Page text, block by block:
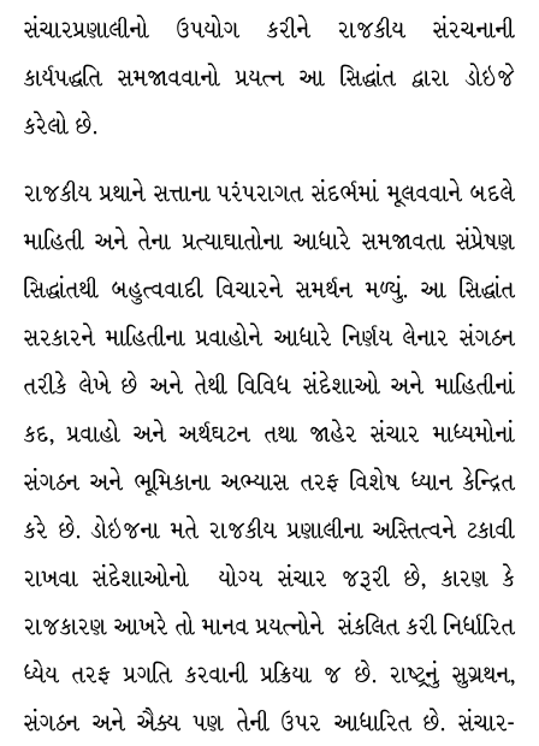
સંચારપ્રણાલીનો ઉપયોગ કરીને રાજકીય સંરચનાની
કાર્યપદ્ધતિ સમજાવવાનો પ્રયત્ન આ સિદ્ધાંત દ્વારા ડોઇજે
કરેલો છે.
રાજકીય પ્રથાને સત્તાના પરંપરાગત સંદર્ભમાં મૂલવવાને બદલે
માહિતી અને તેના પ્રત્યાઘાતોના આધારે સમજાવતા સંપ્રેષણ
સિદ્ધાંતથી બહુત્વવાદી વિચારને સમર્થન મળ્યું. આ સિદ્ધાંત
સરકારને માહિતીના પ્રવાહોને આધારે નિર્ણય લેનાર સંગઠન
તરીકે લેખે છે અને તેથી વિવિધ સંદેશાઓ અને માહિતીનાં
કદ, પ્રવાહો અને અર્થઘટન તથા જાહેર સંચાર માધ્યમોનાં
સંગઠન અને ભૂમિકાના અભ્યાસ તરફ વિશેષ ધ્યાન કેન્દ્રિત
કરે છે. ડોઇજના મતે રાજકીય પ્રણાલીના અસ્તિત્વને ટકાવી
રાખવા સંદેશાઓનો યોગ્ય સંચાર જરૂરી છે, કારણ કે
રાજકારણ આખરે તો માનવ પ્રયત્નોને સંકલિત કરી નિર્ધારિત
ધ્યેય તરફ પ્રગતિ કરવાની પ્રક્રિયા જ છે. રાષ્ટ્રનું સુગ્રથન,
સંગઠન અને ઐક્ય પણ તેની ઉપર આધારિત છે. સંચાર-